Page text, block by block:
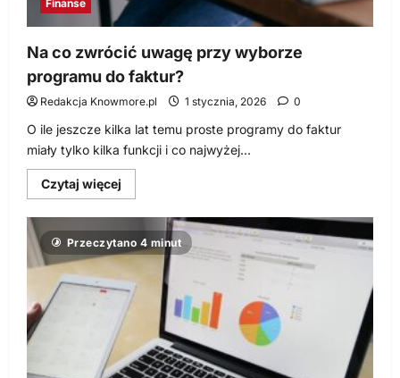
Finanse
Na co zwrócić uwagę przy wyborze
programu do faktur?
Redakcja Knowmore.pl 1 stycznia, 2026 0
O ile jeszcze kilka lat temu proste programy do faktur
miały tylko kilka funkcji i co najwyżej...
Czytaj więcej
się
o
Na
co
zwrócić
uwagę
przy
wyborze
programu
do
faktur?
Przeczytano 4 minut